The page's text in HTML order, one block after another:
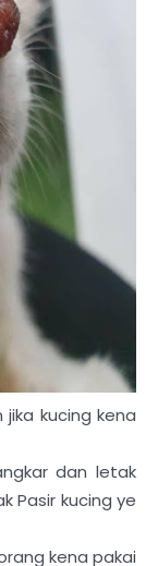
kucing kena
dan letak
Pasir kucing ye
kena pakai